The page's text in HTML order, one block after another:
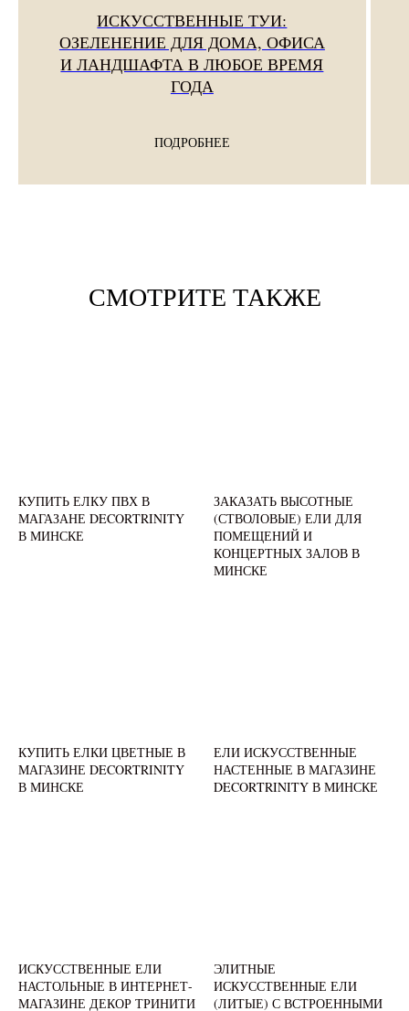
ИСКУССТВЕННЫЕ ТУИ:
ОЗЕЛЕНЕНИЕ ДЛЯ ДОМА, ОФИСА
И ЛАНДШАФТА В ЛЮБОЕ ВРЕМЯ
ГОДА
ПОДРОБНЕЕ
СМОТРИТЕ ТАКЖЕ
КУПИТЬ ЕЛКУ ПВХ В
МАГАЗАНЕ DECORTRINITY
В МИНСКЕ
ЗАКАЗАТЬ ВЫСОТНЫЕ
(СТВОЛОВЫЕ) ЕЛИ ДЛЯ
ПОМЕЩЕНИЙ И
КОНЦЕРТНЫХ ЗАЛОВ В
МИНСКЕ
КУПИТЬ ЕЛКИ ЦВЕТНЫЕ В
МАГАЗИНЕ DECORTRINITY
В МИНСКЕ
ЕЛИ ИСКУССТВЕННЫЕ
НАСТЕННЫЕ В МАГАЗИНЕ
DECORTRINITY В МИНСКЕ
ИСКУССТВЕННЫЕ ЕЛИ
НАСТОЛЬНЫЕ В ИНТЕРНЕТ-
МАГАЗИНЕ ДЕКОР ТРИНИТИ
ЭЛИТНЫЕ
ИСКУССТВЕННЫЕ ЕЛИ
(ЛИТЫЕ) С ВСТРОЕННЫМИ